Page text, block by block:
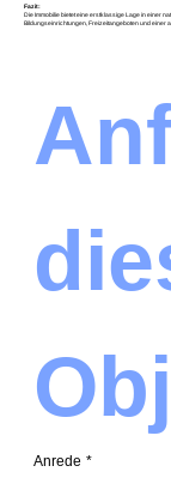
Fazit:
Die Immobilie bietet eine erstklassige Lage in einer
Bildungseinrichtungen, Freizeitangeboten und einer
Anrede *